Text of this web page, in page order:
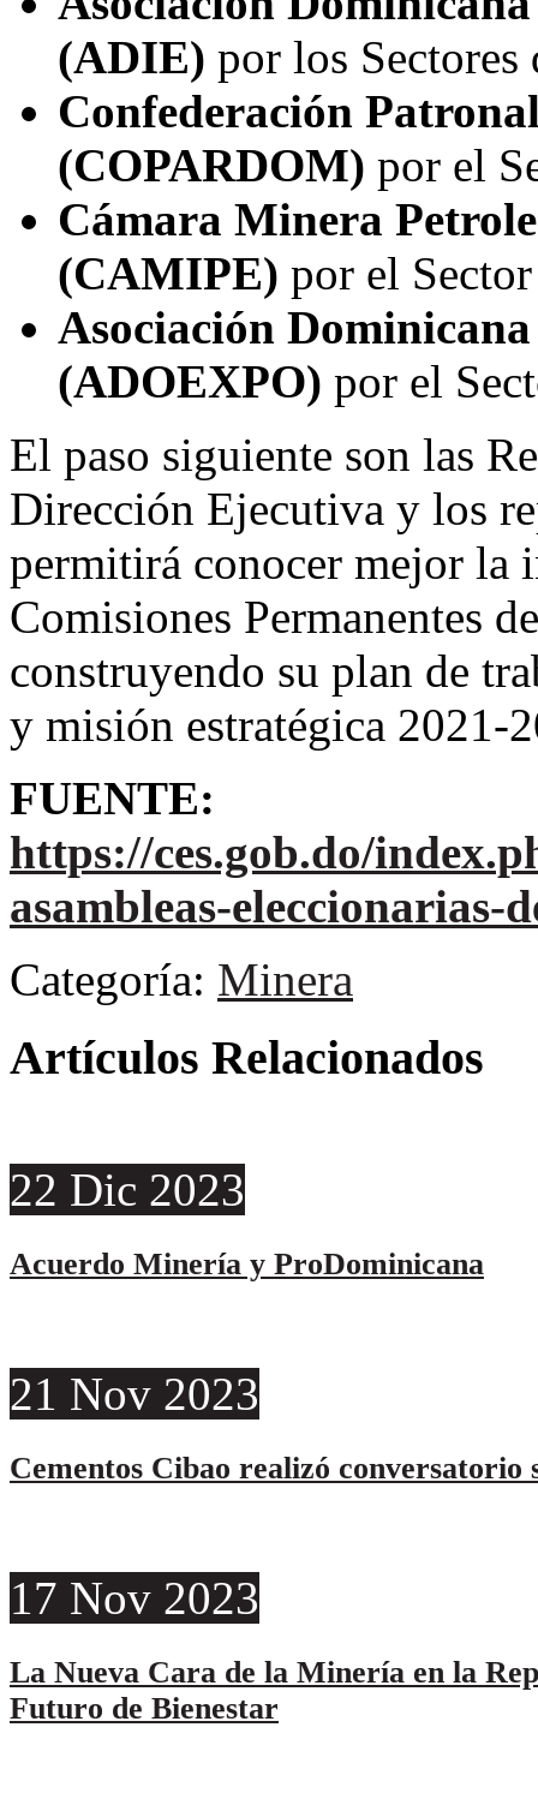
(ADIE) por los Sectores
Confederación
(COPARDOM) por el
Cámara Minera
(CAMIPE) por el
Asociación
(ADOEXPO) por el
El paso siguiente son las
Dirección Ejecutiva y los
permitirá conocer mejor la
Comisiones Permanentes
construyendo su plan de
y misión estratégica 2021-
FUENTE:
https://ces.gob.do/
asambleas-eleccionarias-
Categoría: Minera
Artículos Relacionados
22 Dic 2023
Acuerdo Minería y ProDominicana
21 Nov 2023
Cementos Cibao realizó conversatorio
17 Nov 2023
La Nueva Cara de la Minería en la
Futuro de Bienestar